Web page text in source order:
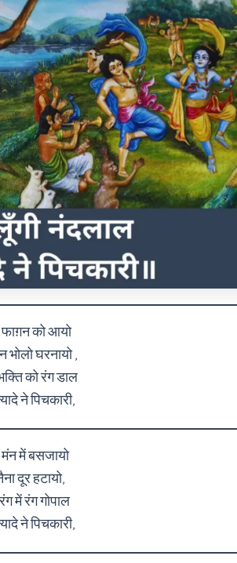
फाग़न को आयो
भोलो घरनायो ,
को रंग डाल
ने पिचकारी,
में बसजायो
दूर हटायो,
में रंग गोपाल
ने पिचकारी,